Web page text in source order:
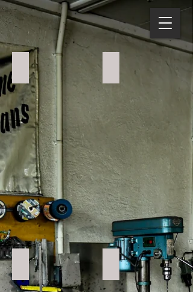
Öltank Halter Öltank Oldschool
Heckfender mit Halter Sissibar